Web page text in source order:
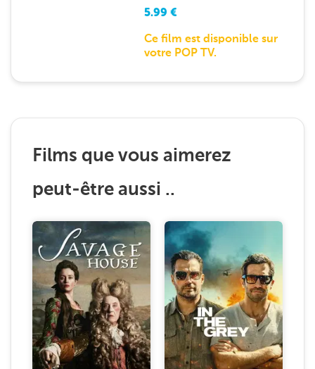
5.99 €
Ce film est disponible sur
votre POP TV.
Films que vous aimerez
peut-être aussi ..